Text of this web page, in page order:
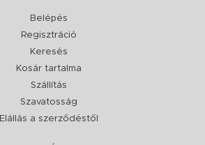
Belépés
Regisztráció
Keresés
Kosár tartalma
Szállítás
Szavatosság
Elállás a szerződéstől